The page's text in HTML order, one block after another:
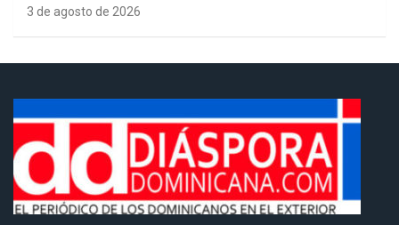
3 de agosto de 2026